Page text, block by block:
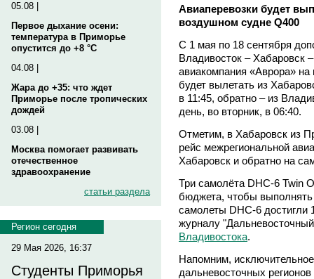
05.08 |
Первое дыхание осени:
температура в Приморье
опустится до +8 °C
04.08 |
Жара до +35: что ждет
Приморье после тропических
дождей
03.08 |
Москва помогает развивать
отечественное
здравоохранение
статьи раздела
Регион сегодня
29 Мая 2026, 16:37
Студенты Приморья
Авиаперевозки будет
воздушном судне Q400
С 1 мая по 18 сентября
Владивосток – Хабаровск
авиакомпания «Аврора»
будет вылетать из
в 11:45, обратно – из
день, во вторник, в 06:40.
Отметим, в Хабаровск из
рейс межрегиональной
Хабаровск и обратно на
Три самолёта DHC-6 Twin
бюджета, чтобы
самолеты DHC-6 достигли
журналу
Владивостока.
Напомним,
дальневосточных